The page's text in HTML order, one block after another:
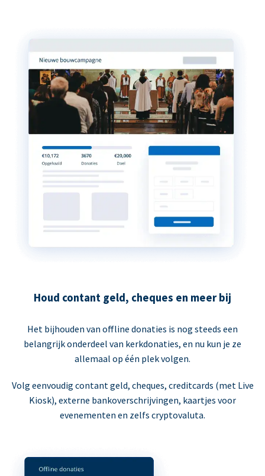
Houd contant geld, cheques en meer bij
Het bijhouden van offline donaties is nog steeds een
belangrijk onderdeel van kerkdonaties, en nu kun je ze
allemaal op één plek volgen.
Volg eenvoudig contant geld, cheques, creditcards (met Live
Kiosk), externe bankoverschrijvingen, kaartjes voor
evenementen en zelfs cryptovaluta.